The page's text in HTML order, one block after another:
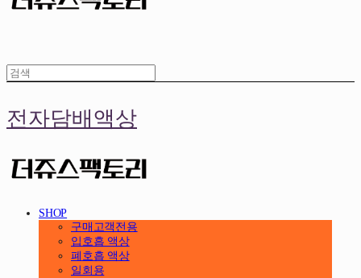
전자담배액상
SHOP
구매고객전용
입호흡 액상
폐호흡 액상
일회용